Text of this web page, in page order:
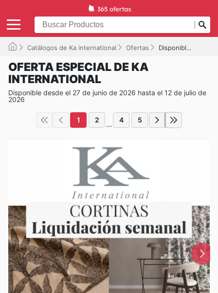
Catálogos de Ka international Ofertas Disponible hasta el 12/07/2026
OFERTA ESPECIAL DE KA
INTERNATIONAL
Disponible desde el 27 de junio de 2026 hasta el 12 de julio de
2026
1 2 ... 4 5